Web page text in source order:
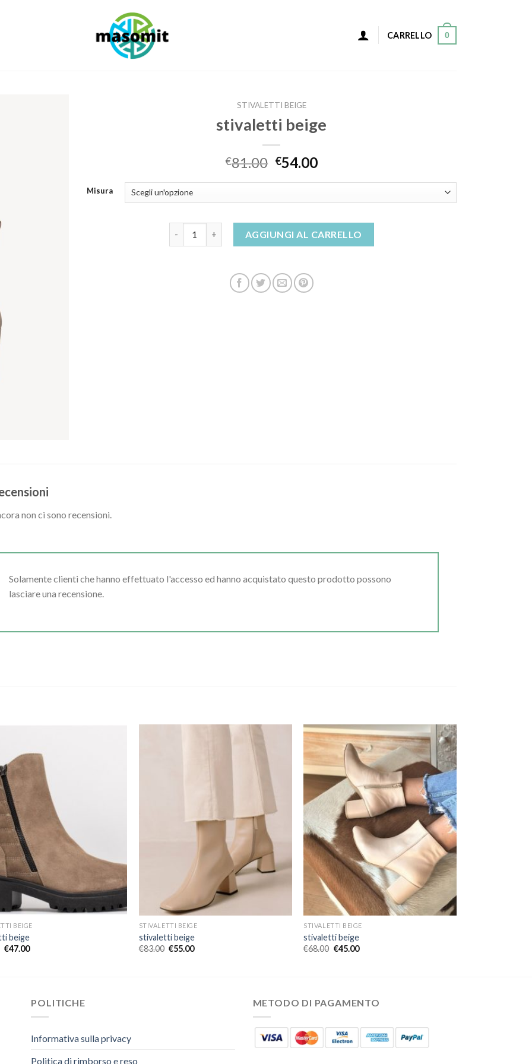
CARRELLO 0
STIVALETTI BEIGE
stivaletti beige
€81.00 €54.00
Misura
AGGIUNGI AL CARRELLO
non ci sono recensioni.
Solamente clienti che hanno effettuato l'accesso ed hanno acquistato questo prodotto possono
lasciare una recensione.
BEIGE
beige
€47.00
STIVALETTI BEIGE
stivaletti beige
€83.00 €55.00
STIVALETTI BEIGE
stivaletti beige
€68.00 €45.00
POLITICHE
Informativa sulla privacy
Politica di rimborso e reso
METODO DI PAGAMENTO